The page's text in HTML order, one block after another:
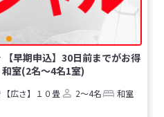
早期申込】30日前までがお得
室(2名～4名1室)
【広さ】１０畳 2～4名
和室